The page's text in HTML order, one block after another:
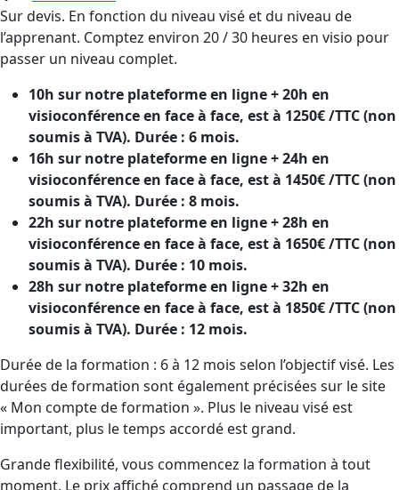
Sur devis. En fonction du niveau visé et du niveau de
l’apprenant. Comptez environ 20 / 30 heures en visio pour
passer un niveau complet.
10h sur notre plateforme en ligne + 20h en
visioconférence en face à face, est à 1250€ /TTC (non
soumis à TVA). Durée : 6 mois.
16h sur notre plateforme en ligne + 24h en
visioconférence en face à face, est à 1450€ /TTC (non
soumis à TVA). Durée : 8 mois.
22h sur notre plateforme en ligne + 28h en
visioconférence en face à face, est à 1650€ /TTC (non
soumis à TVA). Durée : 10 mois.
28h sur notre plateforme en ligne + 32h en
visioconférence en face à face, est à 1850€ /TTC (non
soumis à TVA). Durée : 12 mois.
Durée de la formation : 6 à 12 mois selon l’objectif visé. Les
durées de formation sont également précisées sur le site
« Mon compte de formation ». Plus le niveau visé est
important, plus le temps accordé est grand.
Grande flexibilité, vous commencez la formation à tout
moment. Le prix affiché comprend un passage de la